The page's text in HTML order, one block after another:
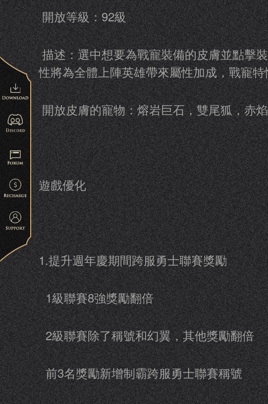
開放等級：92級
描述：選中想要為戰寵裝備的皮膚並點擊
性將為全體上陣英雄帶來屬性加成，戰寵
開放皮膚的寵物：熔岩巨石，雙尾狐，赤
遊戲優化
1.提升週年慶期間跨服勇士聯賽獎勵
1級聯賽8強獎勵翻倍
2級聯賽除了稱號和幻翼，其他獎勵翻倍
前3名獎勵新增制霸跨服勇士聯賽稱號